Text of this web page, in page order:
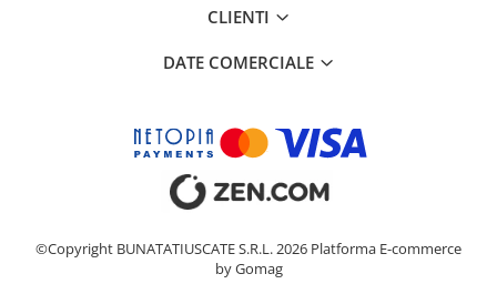
CLIENTI
DATE COMERCIALE
©Copyright BUNATATIUSCATE S.R.L. 2026 Platforma E-commerce
by Gomag